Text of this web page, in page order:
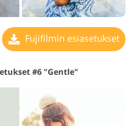
Fujifilmin esiasetukset
#6 "Gentle"